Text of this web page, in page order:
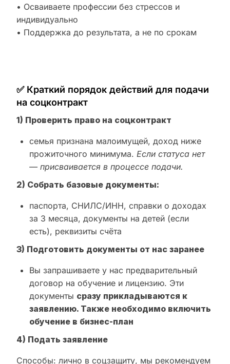
• Осваиваете профессии без стрессов и
индивидуально
• Поддержка до результата, а не по срокам
✅ Краткий порядок действий для подачи
на соцконтракт
1) Проверить право на соцконтракт
семья признана малоимущей, доход ниже
прожиточного минимума. Если статуса нет
— присваивается в процессе подачи.
2) Собрать базовые документы:
паспорта, СНИЛС/ИНН, справки о доходах
за 3 месяца, документы на детей (если
есть), реквизиты счёта
3) Подготовить документы от нас заранее
Вы запрашиваете у нас предварительный
договор на обучение и лицензию. Эти
документы сразу прикладываются к
заявлению. Также необходимо включить
обучение в бизнес-план
4) Подать заявление
Способы: лично в соцзащиту, мы рекомендуем